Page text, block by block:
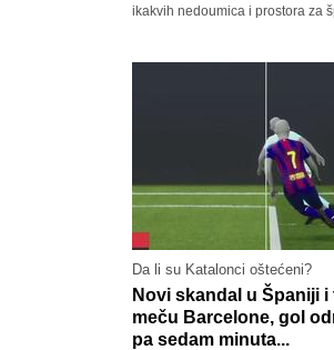
ikakvih nedoumica i prostora za
Da li su Katalonci oštećeni?
Novi skandal u Španiji
meču Barcelone, gol
pa sedam minuta...